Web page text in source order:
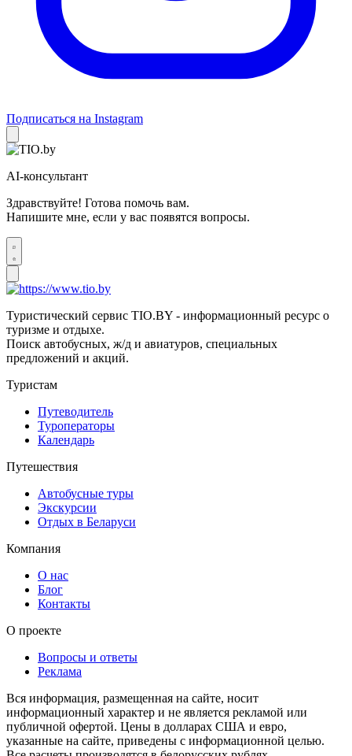
Подписаться на Instagram
AI-консультант
Здравствуйте! Готова помочь вам.
Напишите мне, если у вас появятся вопросы.
Туристический сервис TIO.BY - информационный ресурс о
туризме и отдыхе.
Поиск автобусных, ж/д и авиатуров, специальных
предложений и акций.
Туристам
Путеводитель
Туроператоры
Календарь
Путешествия
Автобусные туры
Экскурсии
Отдых в Беларуси
Компания
О нас
Блог
Контакты
О проекте
Вопросы и ответы
Реклама
Вся информация, размещенная на сайте, носит
информационный характер и не является рекламой или
публичной офертой. Цены в долларах США и евро,
указанные на сайте, приведены с информационной целью.